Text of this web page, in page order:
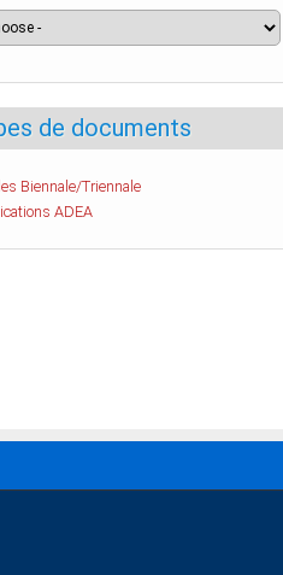
de documents
Biennale/Triennale
ADEA